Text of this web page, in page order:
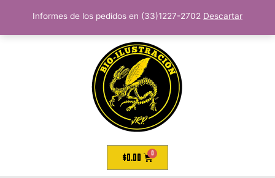
Informes de los pedidos en (33)1227-2702 Descartar
$0.00